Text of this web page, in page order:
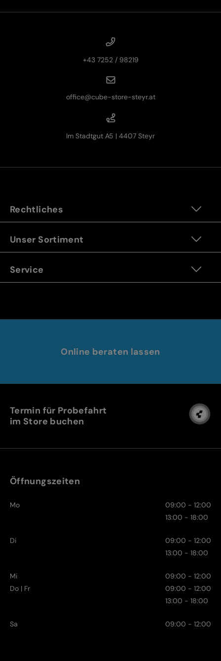
+43 7252 / 98219
office@cube-store-steyr.at
Im Stadtgut A5 | 4407 Steyr
Rechtliches
Unser Sortiment
Service
Online beraten lassen
Termin für Probefahrt
im Store buchen
Öffnungszeiten
Mo
09:00 - 12:00
13:00 - 18:00
Di
09:00 - 12:00
13:00 - 18:00
Mi
09:00 - 12:00
Do | Fr
09:00 - 12:00
13:00 - 18:00
Sa 09:00 - 12:00